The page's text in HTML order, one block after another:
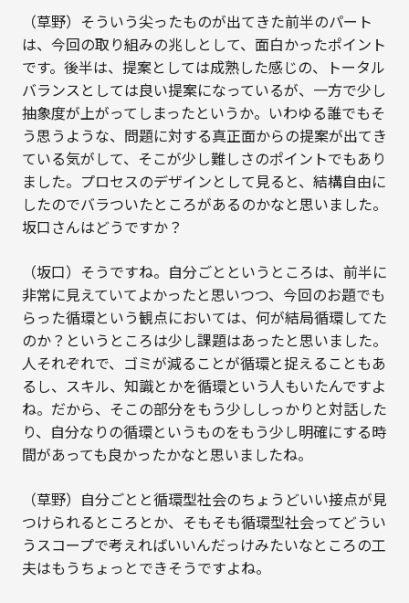
（草野）そういう尖ったものが出てきた前半のパート
は、今回の取り組みの兆しとして、面白かったポイント
です。後半は、提案としては成熟した感じの、トータル
バランスとしては良い提案になっているが、一方で少し
抽象度が上がってしまったというか。いわゆる誰でもそ
う思うような、問題に対する真正面からの提案が出てき
ている気がして、そこが少し難しさのポイントでもあり
ました。プロセスのデザインとして見ると、結構自由に
したのでバラついたところがあるのかなと思いました。
坂口さんはどうですか？
（坂口）そうですね。自分ごとというところは、前半に
非常に見えていてよかったと思いつつ、今回のお題でも
らった循環という観点においては、何が結局循環してた
のか？というところは少し課題はあったと思いました。
人それぞれで、ゴミが減ることが循環と捉えることもあ
るし、スキル、知識とかを循環という人もいたんですよ
ね。だから、そこの部分をもう少ししっかりと対話した
り、自分なりの循環というものをもう少し明確にする時
間があっても良かったかなと思いましたね。
（草野）自分ごとと循環型社会のちょうどいい接点が見
つけられるところとか、そもそも循環型社会ってどうい
うスコープで考えればいいんだっけみたいなところの工
夫はもうちょっとできそうですよね。